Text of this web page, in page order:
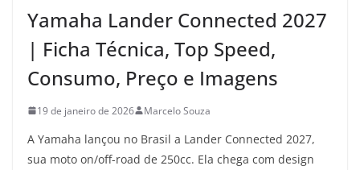
Yamaha Lander Connected 2027
| Ficha Técnica, Top Speed,
Consumo, Preço e Imagens
19 de janeiro de 2026 Marcelo Souza
A Yamaha lançou no Brasil a Lander Connected 2027,
sua moto on/off-road de 250cc. Ela chega com design